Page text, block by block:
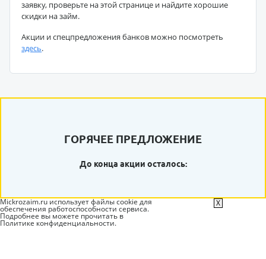
заявку, проверьте на этой странице и найдите хорошие
скидки на займ.
Акции и спецпредложения банков можно посмотреть
здесь.
ГОРЯЧЕЕ ПРЕДЛОЖЕНИЕ
До конца акции осталось:
Mickrozaim.ru использует файлы cookie для
обеспечения работоспособности сервиса.
Подробнее вы можете прочитать в
Политике конфиденциальности.
X